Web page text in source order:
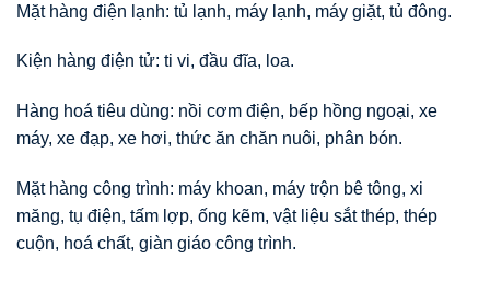
Mặt hàng điện lạnh: tủ lạnh, máy lạnh, máy giặt, tủ đông.
Kiện hàng điện tử: ti vi, đầu đĩa, loa.
Hàng hoá tiêu dùng: nồi cơm điện, bếp hồng ngoại, xe
máy, xe đạp, xe hơi, thức ăn chăn nuôi, phân bón.
Mặt hàng công trình: máy khoan, máy trộn bê tông, xi
măng, tụ điện, tấm lợp, ống kẽm, vật liệu sắt thép, thép
cuộn, hoá chất, giàn giáo công trình.